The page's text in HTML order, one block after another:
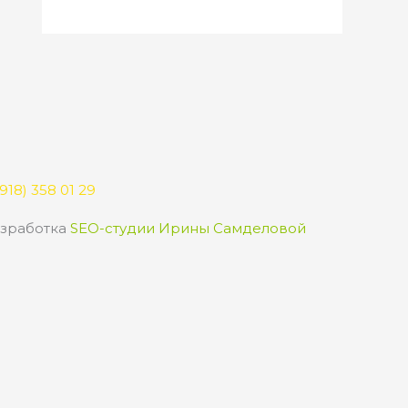
358 01 29
SEO-студии Ирины Самделовой